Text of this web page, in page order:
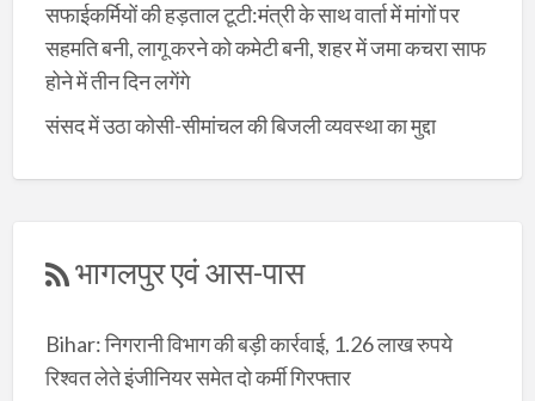
सफाईकर्मियों की हड़ताल टूटी:मंत्री के साथ वार्ता में मांगों पर
सहमति बनी, लागू करने को कमेटी बनी, शहर में जमा कचरा साफ
होने में तीन दिन लगेंगे
संसद में उठा कोसी-सीमांचल की बिजली व्यवस्था का मुद्दा
भागलपुर एवं आस-पास
Bihar: निगरानी विभाग की बड़ी कार्रवाई, 1.26 लाख रुपये
रिश्वत लेते इंजीनियर समेत दो कर्मी गिरफ्तार